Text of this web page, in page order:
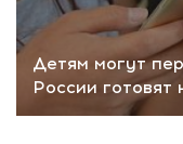
Детям могут
России готовят